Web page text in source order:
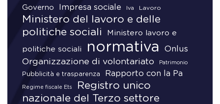
Governo Impresa sociale Iva Lavoro
Ministero del lavoro e delle
politiche sociali
Ministero lavoro e
politiche sociali normativa Onlus
Organizzazione di volontariato Patrimonio
Pubblicità e trasparenza Rapporto con la Pa
Regime fiscale Ets
Registro unico
nazionale del Terzo settore